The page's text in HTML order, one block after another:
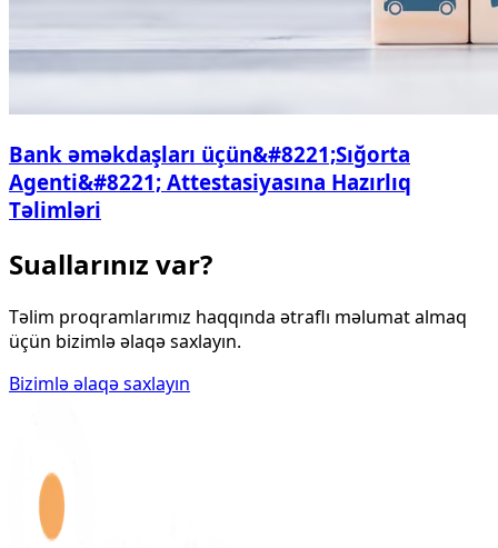
Bank əməkdaşları üçün&#8221;Sığorta
Agenti&#8221; Attestasiyasına Hazırlıq
Təlimləri
Suallarınız var?
Təlim proqramlarımız haqqında ətraflı məlumat almaq
üçün bizimlə əlaqə saxlayın.
Bizimlə əlaqə saxlayın